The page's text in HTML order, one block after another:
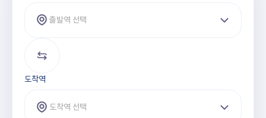
출발역 선택
도착역
도착역 선택